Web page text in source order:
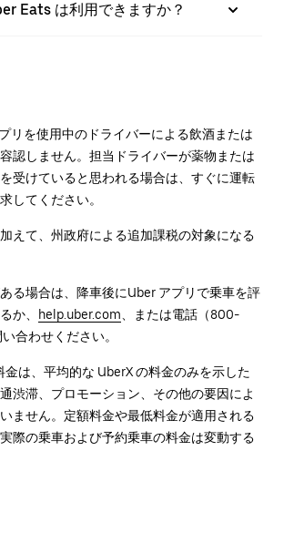
Eats は利用できますか？
リを使用中のドライバーによる飲酒または
認しません。担当ドライバーが薬物または
受けていると思われる場合は、すぐに運転
してください。
えて、州政府による追加課税の対象になる
る場合は、降車後に⁠Uber アプリで乗車を評
か、
help.uber.com 、または電話（800-
合わせください。
は、平均的な UberX の料金のみを示した
渋滞、プロモーション、その他の要因によ
ません。定額料金や最低料金が適用される
際の乗車および予約乗車の料金は変動する